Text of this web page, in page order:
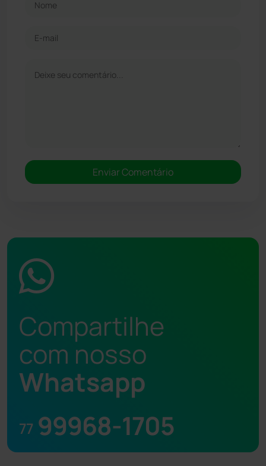
Compartilhe
com nosso
Whatsapp
77 99968-1705